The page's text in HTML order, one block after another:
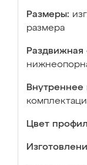
Размеры:
размера
Раздвижная
Внутреннее
Цвет